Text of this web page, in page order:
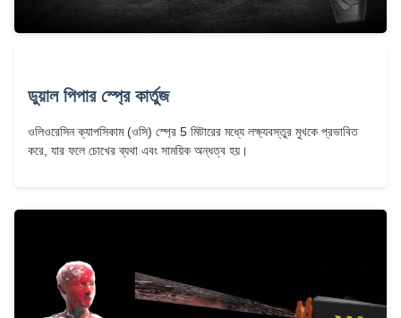
ডুয়াল পিপার স্প্রে কার্তুজ
ওলিওরেসিন ক্যাপসিকাম (ওসি) স্প্রে 5 মিটারের মধ্যে লক্ষ্যবস্তুর মুখকে প্রভাবিত
করে, যার ফলে চোখের ব্যথা এবং সাময়িক অন্ধত্ব হয়।